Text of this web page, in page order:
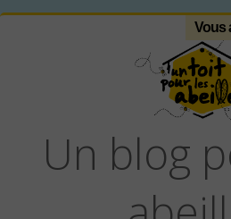
Vous
Un blog